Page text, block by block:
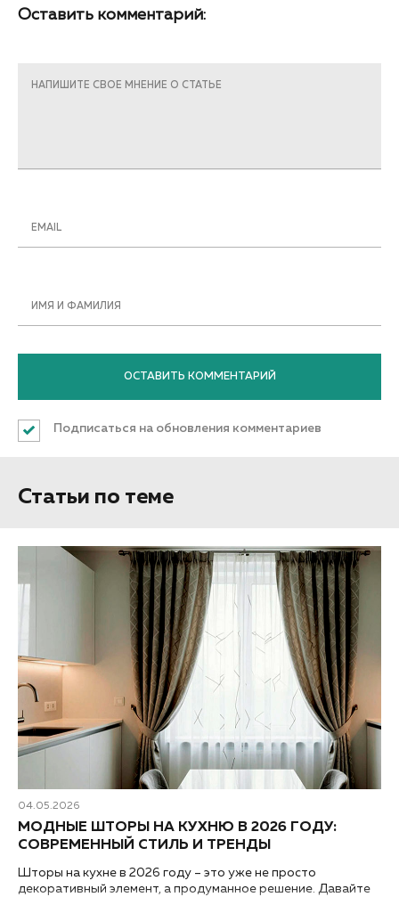
Оставить комментарий:
НАПИШИТЕ СВОЕ МНЕНИЕ О СТАТЬЕ
EMAIL
ИМЯ И ФАМИЛИЯ
Подписаться на обновления комментариев
Статьи по теме
04.05.2026
МОДНЫЕ ШТОРЫ НА КУХНЮ В 2026 ГОДУ:
СОВРЕМЕННЫЙ СТИЛЬ И ТРЕНДЫ
Шторы на кухне в 2026 году – это уже не просто
декоративный элемент, а продуманное решение. Давайте